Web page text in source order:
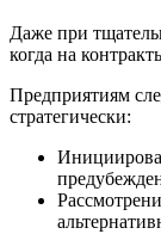
Даже при
когда на
Предприятиям
стратегически: